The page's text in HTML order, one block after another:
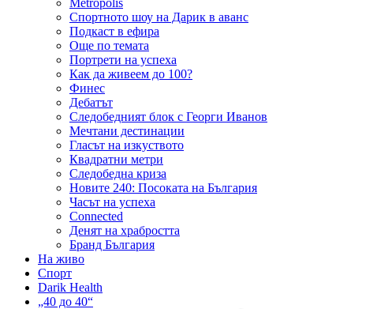
Metropolis
Спортното шоу на Дарик в аванс
Подкаст в ефира
Още по темата
Портрети на успеха
Как да живеем до 100?
Финес
Дебатът
Следобедният блок с Георги Иванов
Мечтани дестинации
Гласът на изкуството
Квадратни метри
Следобедна криза
Новите 240: Посоката на България
Часът на успеха
Connected
Денят на храбростта
Бранд България
На живо
Спорт
Darik Health
„40 до 40“